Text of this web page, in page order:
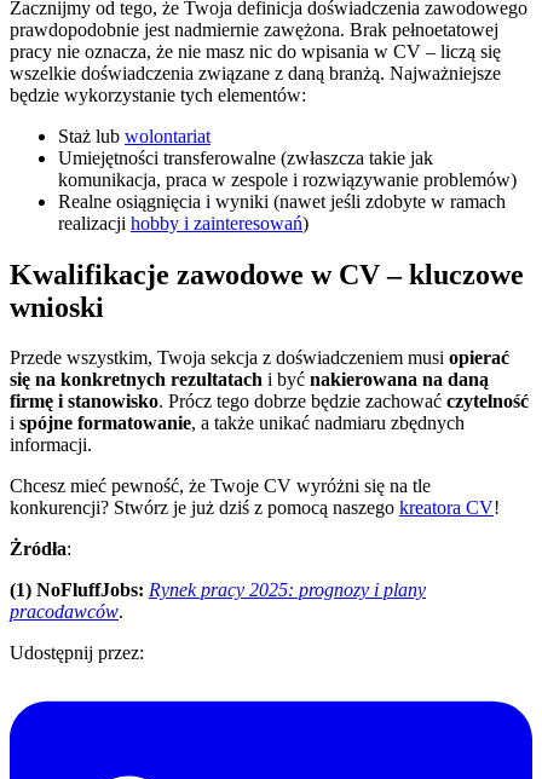
Zacznijmy od tego, że Twoja definicja doświadczenia zawodowego
prawdopodobnie jest nadmiernie zawężona. Brak pełnoetatowej
pracy nie oznacza, że nie masz nic do wpisania w CV – liczą się
wszelkie doświadczenia związane z daną branżą. Najważniejsze
będzie wykorzystanie tych elementów:
Staż lub wolontariat
Umiejętności transferowalne (zwłaszcza takie jak
komunikacja, praca w zespole i rozwiązywanie problemów)
Realne osiągnięcia i wyniki (nawet jeśli zdobyte w ramach
realizacji hobby i zainteresowań)
Kwalifikacje zawodowe w CV – kluczowe
wnioski
Przede wszystkim, Twoja sekcja z doświadczeniem musi opierać
się na konkretnych rezultatach i być nakierowana na daną
firmę i stanowisko. Prócz tego dobrze będzie zachować czytelność
i spójne formatowanie, a także unikać nadmiaru zbędnych
informacji.
Chcesz mieć pewność, że Twoje CV wyróżni się na tle
konkurencji? Stwórz je już dziś z pomocą naszego kreatora CV!
Żródła:
(1) NoFluffJobs: Rynek pracy 2025: prognozy i plany
pracodawców.
Udostępnij przez: